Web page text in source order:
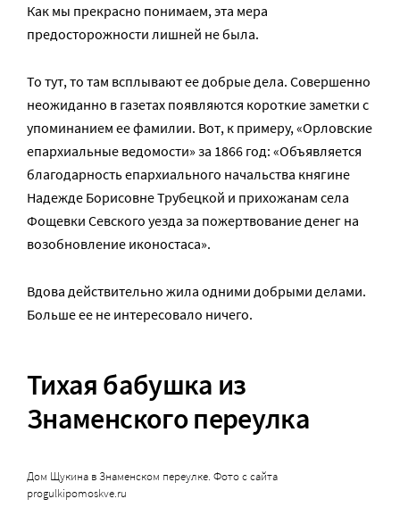
Как мы прекрасно понимаем, эта мера
предосторожности лишней не была.
То тут, то там всплывают ее добрые дела. Совершенно
неожиданно в газетах появляются короткие заметки с
упоминанием ее фамилии. Вот, к примеру, «Орловские
епархиальные ведомости» за 1866 год: «Объявляется
благодарность епархиального начальства княгине
Надежде Борисовне Трубецкой и прихожанам села
Фощевки Севского уезда за пожертвование денег на
возобновление иконостаса».
Вдова действительно жила одними добрыми делами.
Больше ее не интересовало ничего.
Тихая бабушка из
Знаменского переулка
Дом Щукина в Знаменском переулке. Фото с сайта
progulkipomoskve.ru